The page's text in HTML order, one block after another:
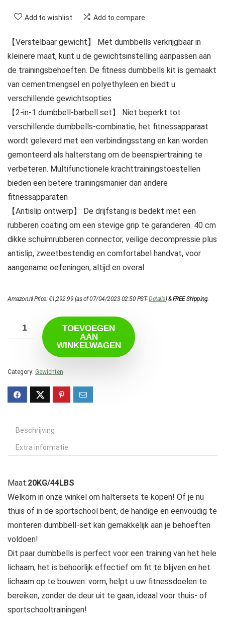
Add to wishlist Add to compare
【Verstelbaar gewicht】 Met dumbbells verkrijgbaar in
kleinere maat, kunt u de gewichtsinstelling aanpassen aan
de trainingsbehoeften. De fitness dumbbells kit is gemaakt
van cementmengsel en polyethyleen en biedt u
verschillende gewichtsopties
【2-in-1 dumbbell-barbell set】 Niet beperkt tot
verschillende dumbbells-combinatie, het fitnessapparaat
wordt geleverd met een verbindingsstang en kan worden
gemonteerd als halterstang om de beenspiertraining te
verbeteren. Multifunctionele krachttrainingstoestellen
bieden een betere trainingsmanier dan andere
fitnessapparaten
【Antislip ontwerp】 De drijfstang is bedekt met een
rubberen coating om een ​​stevige grip te garanderen. 40 cm
dikke schuimrubberen connector, veilige decompressie plus
antislip, zweetbestendig en comfortabel handvat, voor
aangename oefeningen, altijd en overal
Amazon.nl Price:€1,292.99 (as of 07/04/2023 02:50 PST-Details)&FREE Shipping.
TOEVOEGEN
AAN
WINKELWAGEN
Category: Gewichten
Beschrijving
Extra informatie
Maat:20KG/44LBS
Welkom in onze winkel om haltersets te kopen! Of je nu
thuis of in de sportschool bent, de handige en eenvoudig te
monteren dumbbell-set kan gemakkelijk aan je behoeften
voldoen!
Dit paar dumbbells is perfect voor een training van het hele
lichaam, het is behoorlijk effectief om fit te blijven en het
lichaam op te bouwen. vorm, helpt u uw fitnessdoelen te
bereiken, zonder de deur uit te gaan, ideaal voor thuis- of
sportschooltrainingen!